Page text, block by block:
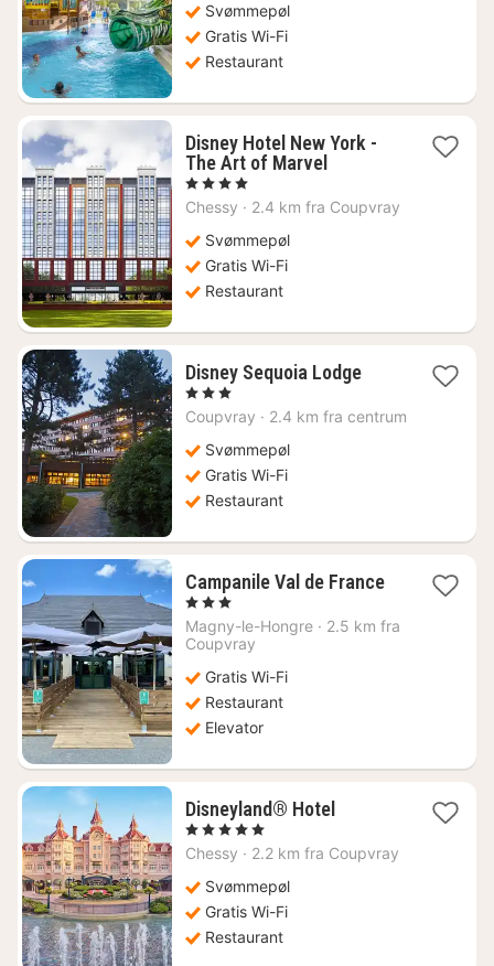
Svømmepøl
Gratis Wi-Fi
Restaurant
Disney Hotel New York -
The Art of Marvel1
fra
4407
, 4 Stjerner
Chessy · 2.4 km fra Coupvray
Svømmepøl
Gratis Wi-Fi
Restaurant
Disney Sequoia Lodge1
fra
, 3 Stjerner
Coupvray · 2.4 km fra centrum
Svømmepøl
Gratis Wi-Fi
Restaurant
Campanile Val de France1
fra
, 3 Stjerner
Magny-le-Hongre · 2.5 km fra
Coupvray
Gratis Wi-Fi
Restaurant
Elevator
Disneyland® Hotel1
fra
8206
, 5 Stjerner
Chessy · 2.2 km fra Coupvray
Svømmepøl
Gratis Wi-Fi
Restaurant